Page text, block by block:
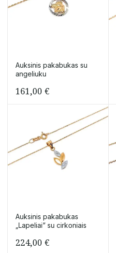
Auksinis pakabukas su
angeliuku
161,00 €
Auksinis pakabukas
„Lapeliai” su cirkoniais
224,00 €